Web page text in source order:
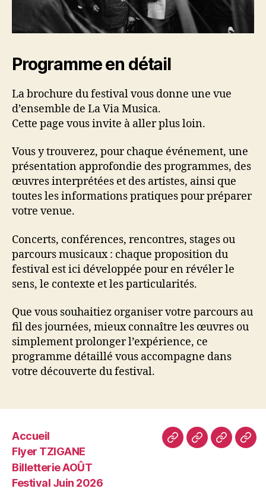
Programme en détail
La brochure du festival vous donne une vue
d’ensemble de La Via Musica.
Cette page vous invite à aller plus loin.
Vous y trouverez, pour chaque événement, une
présentation approfondie des programmes, des
œuvres interprétées et des artistes, ainsi que
toutes les informations pratiques pour préparer
votre venue.
Concerts, conférences, rencontres, stages ou
parcours musicaux : chaque proposition du
festival est ici développée pour en révéler le
sens, le contexte et les particularités.
Que vous souhaitiez organiser votre parcours au
fil des journées, mieux connaître les œuvres ou
simplement prolonger l’expérience, ce
programme détaillé vous accompagne dans
votre découverte du festival.
Accueil
Flyer TZIGANE
Billetterie AOÛT
Festival Juin 2026
AccueilFlyerBilletterie